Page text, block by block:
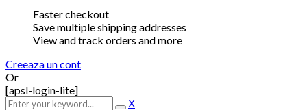
Faster checkout
Save multiple shipping addresses
View and track orders and more
Creeaza un cont
Or
[apsl-login-lite]
X